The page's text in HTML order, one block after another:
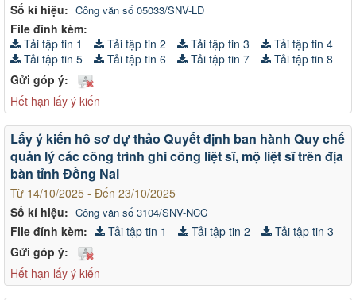
Số kí hiệu: Công văn số 05033/SNV-LĐ
File đính kèm:
Tải tập tin 1
Tải tập tin 2 Tải tập tin 3
Tải tập tin 4
Tải tập tin 5
Tải tập tin 6 Tải tập tin 7
Tải tập tin 8
Gửi góp ý:
Hết hạn lấy ý kiến
Số kí hiệu: Công văn số 3104/SNV-NCC
Lấy ý kiến hồ sơ dự thảo Quyết định ban hành Quy chế
quản lý các công trình ghi công liệt sĩ, mộ liệt sĩ trên địa
bàn tỉnh Đồng Nai
Từ 14/10/2025 - Đến 23/10/2025
File đính kèm: Tải tập tin 1 Tải tập tin 2
Tải tập tin 3
Gửi góp ý:
Hết hạn lấy ý kiến